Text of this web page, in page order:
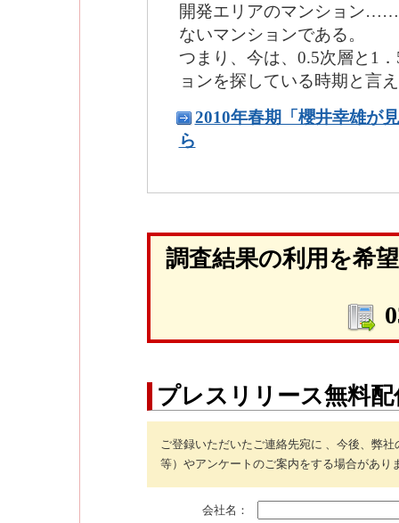
開発エリアのマンション
ないマンションである。
つまり、今は、0.5次層と1
ョンを探している時期と言
2010年春期「櫻井幸雄が
ら
調査結果の利用を希
プレスリリース無料
ご登録いただいたご連絡先宛に 、今後、弊
等）やアンケートのご案内をする場合があり
会社名：